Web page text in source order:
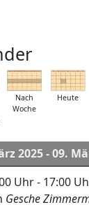
Nach
Woche
Heute
2025 - 09.
Uhr - 17:00
Gesche